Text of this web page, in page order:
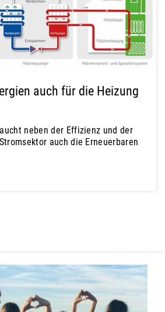
auch für die Heizung
neben der Effizienz und der
auch die Erneuerbaren